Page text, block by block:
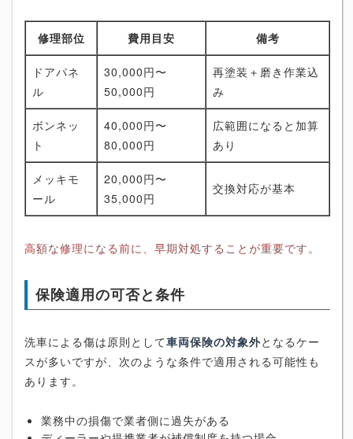
修理部位 費用目安 備考
ドアパネ
ル
30,000円〜
50,000円
再塗装＋磨き作業込
み
ボンネッ
ト
40,000円〜
80,000円
広範囲になると加算
あり
メッキモ
ール
20,000円〜
35,000円
交換対応が基本
高額な修理になる前に、早期対処することが重要です。
保険適用の可否と条件
洗車による傷は原則として車両保険の対象外となるケー
スが多いですが、次のような条件で適用される可能性も
あります。
業務中の損傷で業者側に過失がある